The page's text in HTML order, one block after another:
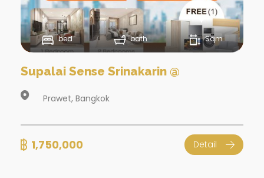
bed bath Sqm
Supalai Sense Srinakarin @
Prawet, Bangkok
1,750,000 Detail